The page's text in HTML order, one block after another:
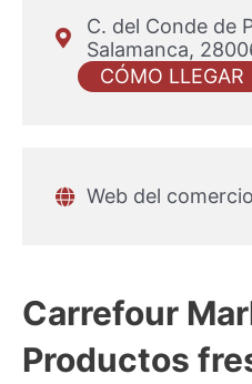
C. del Conde de
Salamanca,
CÓMO LLEGAR
Web del comercio
Carrefour
Productos